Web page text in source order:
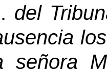
del